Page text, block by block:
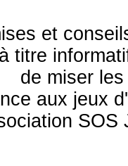
et
titre
de miser
aux jeux